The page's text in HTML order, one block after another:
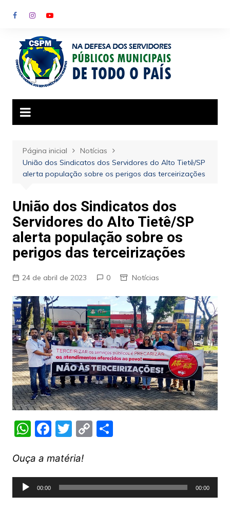
para
conteúdo
Página inicial
Notícias
União dos Sindicatos dos Servidores do Alto Tietê/SP
alerta população sobre os perigos das terceirizações
União dos Sindicatos dos
Servidores do Alto Tietê/SP
alerta população sobre os
perigos das terceirizações
24 de abril de 2023 0 Notícias
W
at
s
A
F
c
e
b
T
itt
er
C
y
Li
S
e
Ouça a matéria!
Tocador
de
00:00 00:00